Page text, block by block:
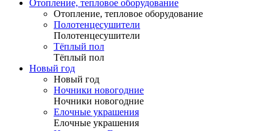
Отопление, тепловое оборудование
Отопление, тепловое оборудование
Полотенцесушители
Полотенцесушители
Тёплый пол
Тёплый пол
Новый год
Новый год
Ночники новогодние
Ночники новогодние
Елочные украшения
Елочные украшения